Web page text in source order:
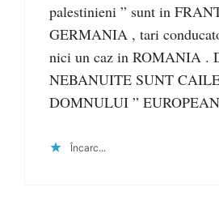
palestinieni ” sunt in
GERMANIA , tari
nici un caz in ROMANIA .
NEBANUITE SUNT
DOMNULUI ”
Încarc...